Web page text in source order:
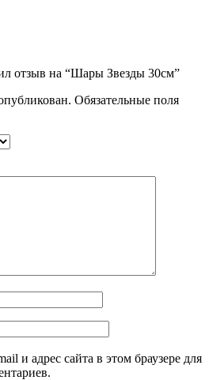
отзыв на “Шары Звезды 30см”
Обязательные поля
и адрес сайта в этом браузере для